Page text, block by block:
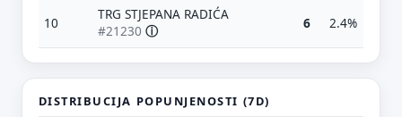
10
TRG STJEPANA RADIĆA
#21230 ⓘ 6 2.4%
DISTRIBUCIJA POPUNJENOSTI (7D)
Predloži poboljšanje ove stranice
Što bi ti ovdje bilo korisno? Koje pitanje želiš da ova
stranica može odgovoriti? (npr. “kada je